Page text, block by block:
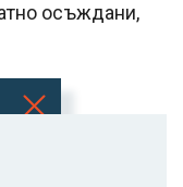
осъждани,